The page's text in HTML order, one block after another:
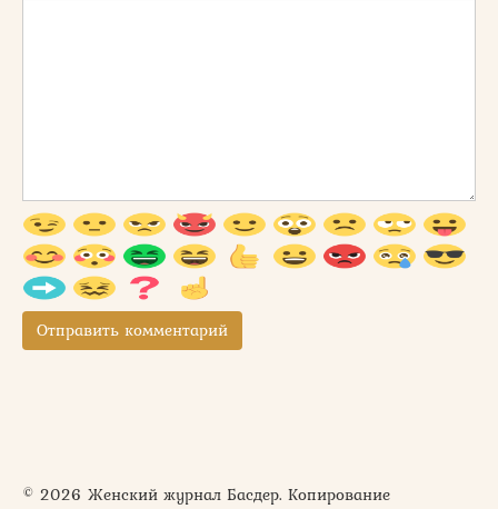
© 2026 Женский журнал Басдер. Копирование